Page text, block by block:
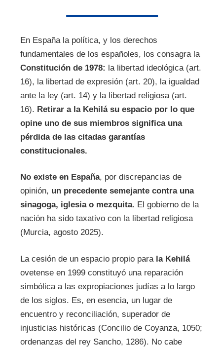
En España la política, y los derechos
fundamentales de los españoles, los consagra la
Constitución de 1978: la libertad ideológica (art.
16), la libertad de expresión (art. 20), la igualdad
ante la ley (art. 14) y la libertad religiosa (art.
16). Retirar a la Kehilá su espacio por lo que
opine uno de sus miembros significa una
pérdida de las citadas garantías
constitucionales.
No existe en España, por discrepancias de
opinión, un precedente semejante contra una
sinagoga, iglesia o mezquita. El gobierno de la
nación ha sido taxativo con la libertad religiosa
(Murcia, agosto 2025).
La cesión de un espacio propio para la Kehilá
ovetense en 1999 constituyó una reparación
simbólica a las expropiaciones judías a lo largo
de los siglos. Es, en esencia, un lugar de
encuentro y reconciliación, superador de
injusticias históricas (Concilio de Coyanza, 1050;
ordenanzas del rey Sancho, 1286). No cabe